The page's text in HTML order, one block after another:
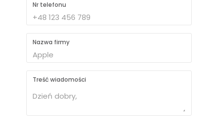
Nr telefonu
Nazwa firmy
Treść wiadomości